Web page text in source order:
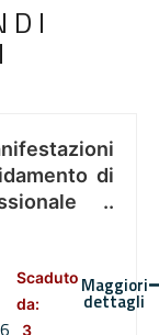
di
..
Scaduto
da:
3
Maggiori
dettagli